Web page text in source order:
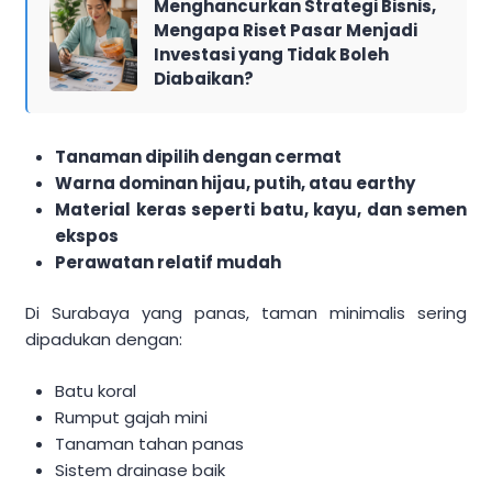
Menghancurkan Strategi Bisnis,
Mengapa Riset Pasar Menjadi
Investasi yang Tidak Boleh
Diabaikan?
Tanaman dipilih dengan cermat
Warna dominan hijau, putih, atau earthy
Material keras seperti batu, kayu, dan semen
ekspos
Perawatan relatif mudah
Di Surabaya yang panas, taman minimalis sering
dipadukan dengan:
Batu koral
Rumput gajah mini
Tanaman tahan panas
Sistem drainase baik